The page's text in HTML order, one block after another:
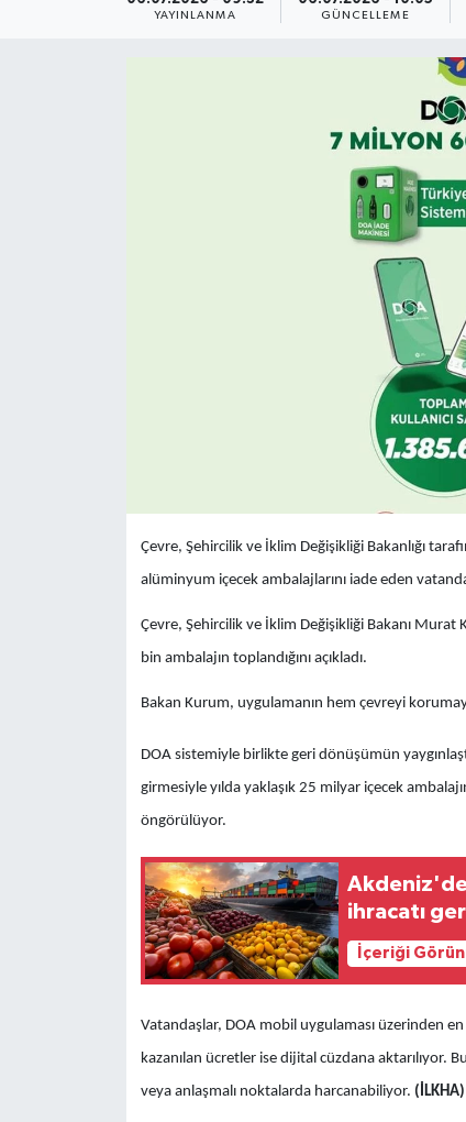
YAYINLANMA GÜNCELLEME
Çevre, Şehircilik ve İklim Değişikliği Bakanlığı
alüminyum içecek ambalajlarını iade eden
Çevre, Şehircilik ve İklim Değişikliği Bakanı
bin ambalajın toplandığını açıkladı.
Bakan Kurum, uygulamanın hem çevreyi
DOA sistemiyle birlikte geri dönüşümün
girmesiyle yılda yaklaşık 25 milyar içecek
öngörülüyor.
ihracatı
İçeriği
Vatandaşlar, DOA mobil uygulaması üzerinden
kazanılan ücretler ise dijital cüzdana aktarılıyor.
veya anlaşmalı noktalarda harcanabiliyor. (İLKHA)